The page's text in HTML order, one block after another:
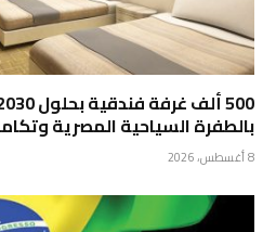
بالطفرة السياحية المصرية
8 أغسطس، 2026